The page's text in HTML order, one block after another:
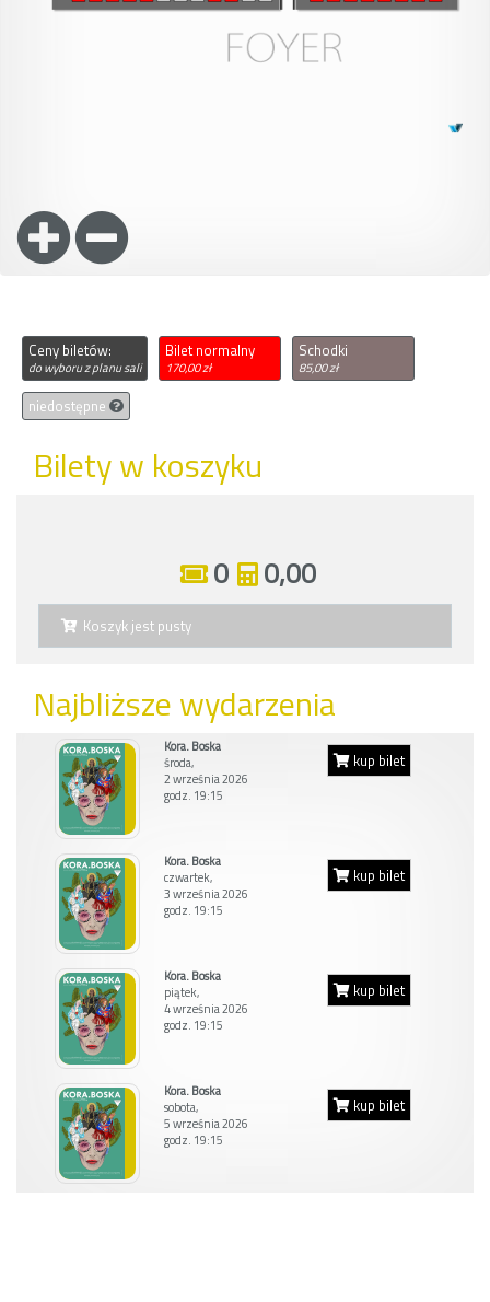
Ceny biletów:
do wyboru z planu sali
Bilet normalny
170,00 zł
Schodki
85,00 zł
niedostępne
Bilety w koszyku
0 0,00
Koszyk jest pusty
Najbliższe wydarzenia
Kora. Boska
środa,
2 września 2026
godz. 19:15
kup bilet
Kora. Boska
czwartek,
3 września 2026
godz. 19:15
kup bilet
Kora. Boska
piątek,
4 września 2026
godz. 19:15
kup bilet
Kora. Boska
sobota,
5 września 2026
godz. 19:15
kup bilet